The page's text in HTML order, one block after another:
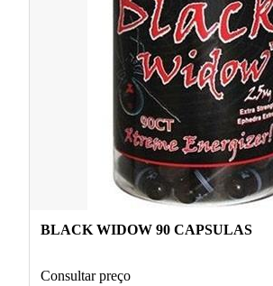
BLACK WIDOW 90 CAPSULAS
Consultar preço